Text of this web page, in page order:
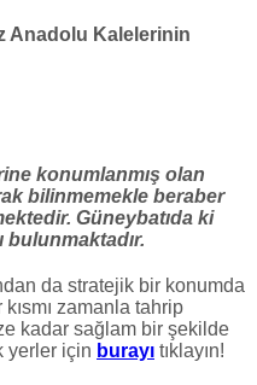
Anadolu Kalelerinin
konumlanmış olan
bilinmemekle beraber
Güneybatıda ki
bulunmaktadır.
da stratejik bir konumda
zamanla tahrip
kadar sağlam bir şekilde
yerler için burayı tıklayın!